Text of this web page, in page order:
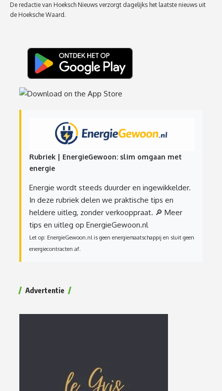
De redactie van Hoeksch Nieuws verzorgt dagelijks het laatste nieuws uit
de Hoeksche Waard.
Rubriek | EnergieGewoon: slim omgaan met
energie
Energie wordt steeds duurder en ingewikkelder.
In deze rubriek delen we praktische tips en
heldere uitleg, zonder verkooppraat. 🔎 Meer
tips en uitleg op EnergieGewoon.nl
Let op: EnergieGewoon.nl is geen energiemaatschappij en sluit geen
energiecontracten af.
Advertentie